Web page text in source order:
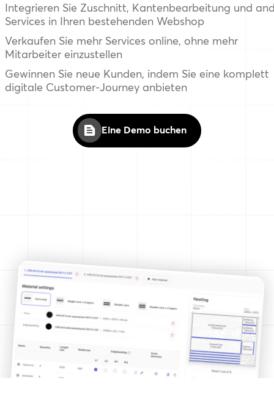
Integrieren Sie Zuschnitt, Kantenbearbeitung und
Services in Ihren bestehenden Webshop
Verkaufen Sie mehr Services online, ohne mehr
Mitarbeiter einzustellen
Gewinnen Sie neue Kunden, indem Sie eine komplett
digitale Customer-Journey anbieten
Eine Demo buchen